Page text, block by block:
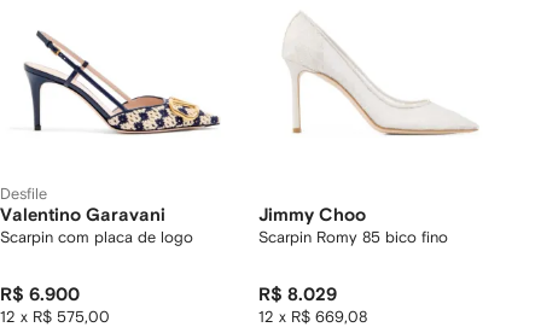
Desfile
Valentino Garavani
Scarpin com placa de logo
R$ 6.900
12 x R$ 575,00
Jimmy Choo
Scarpin Romy 85 bico fino
R$ 8.029
12 x R$ 669,08